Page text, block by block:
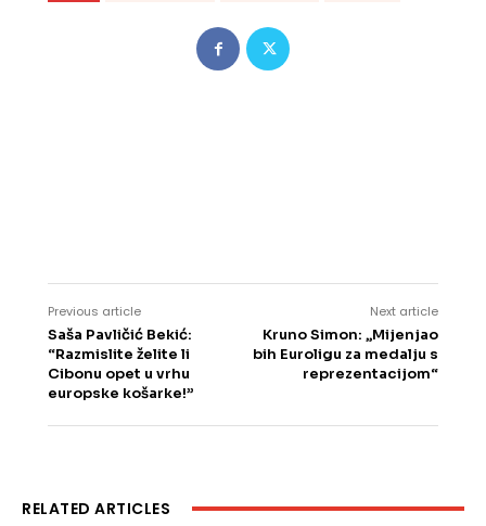
Previous article
Saša Pavličić Bekić:
“Razmislite želite li
Cibonu opet u vrhu
europske košarke!”
Next article
Kruno Simon: „Mijenjao
bih Euroligu za medalju s
reprezentacijom“
RELATED ARTICLES